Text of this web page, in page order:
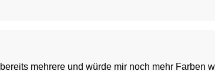
mehrere und würde mir noch mehr Farben